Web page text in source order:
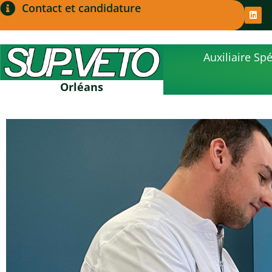
Contact et candidature
Orléans
Auxiliaire